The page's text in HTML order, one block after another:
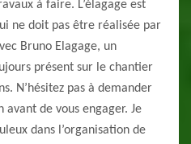
à faire. L’élagage est
ne doit pas être réalisée par
Bruno Elagage, un
présent sur le chantier
N’hésitez pas à demander
de vous engager. Je
dans l’organisation de